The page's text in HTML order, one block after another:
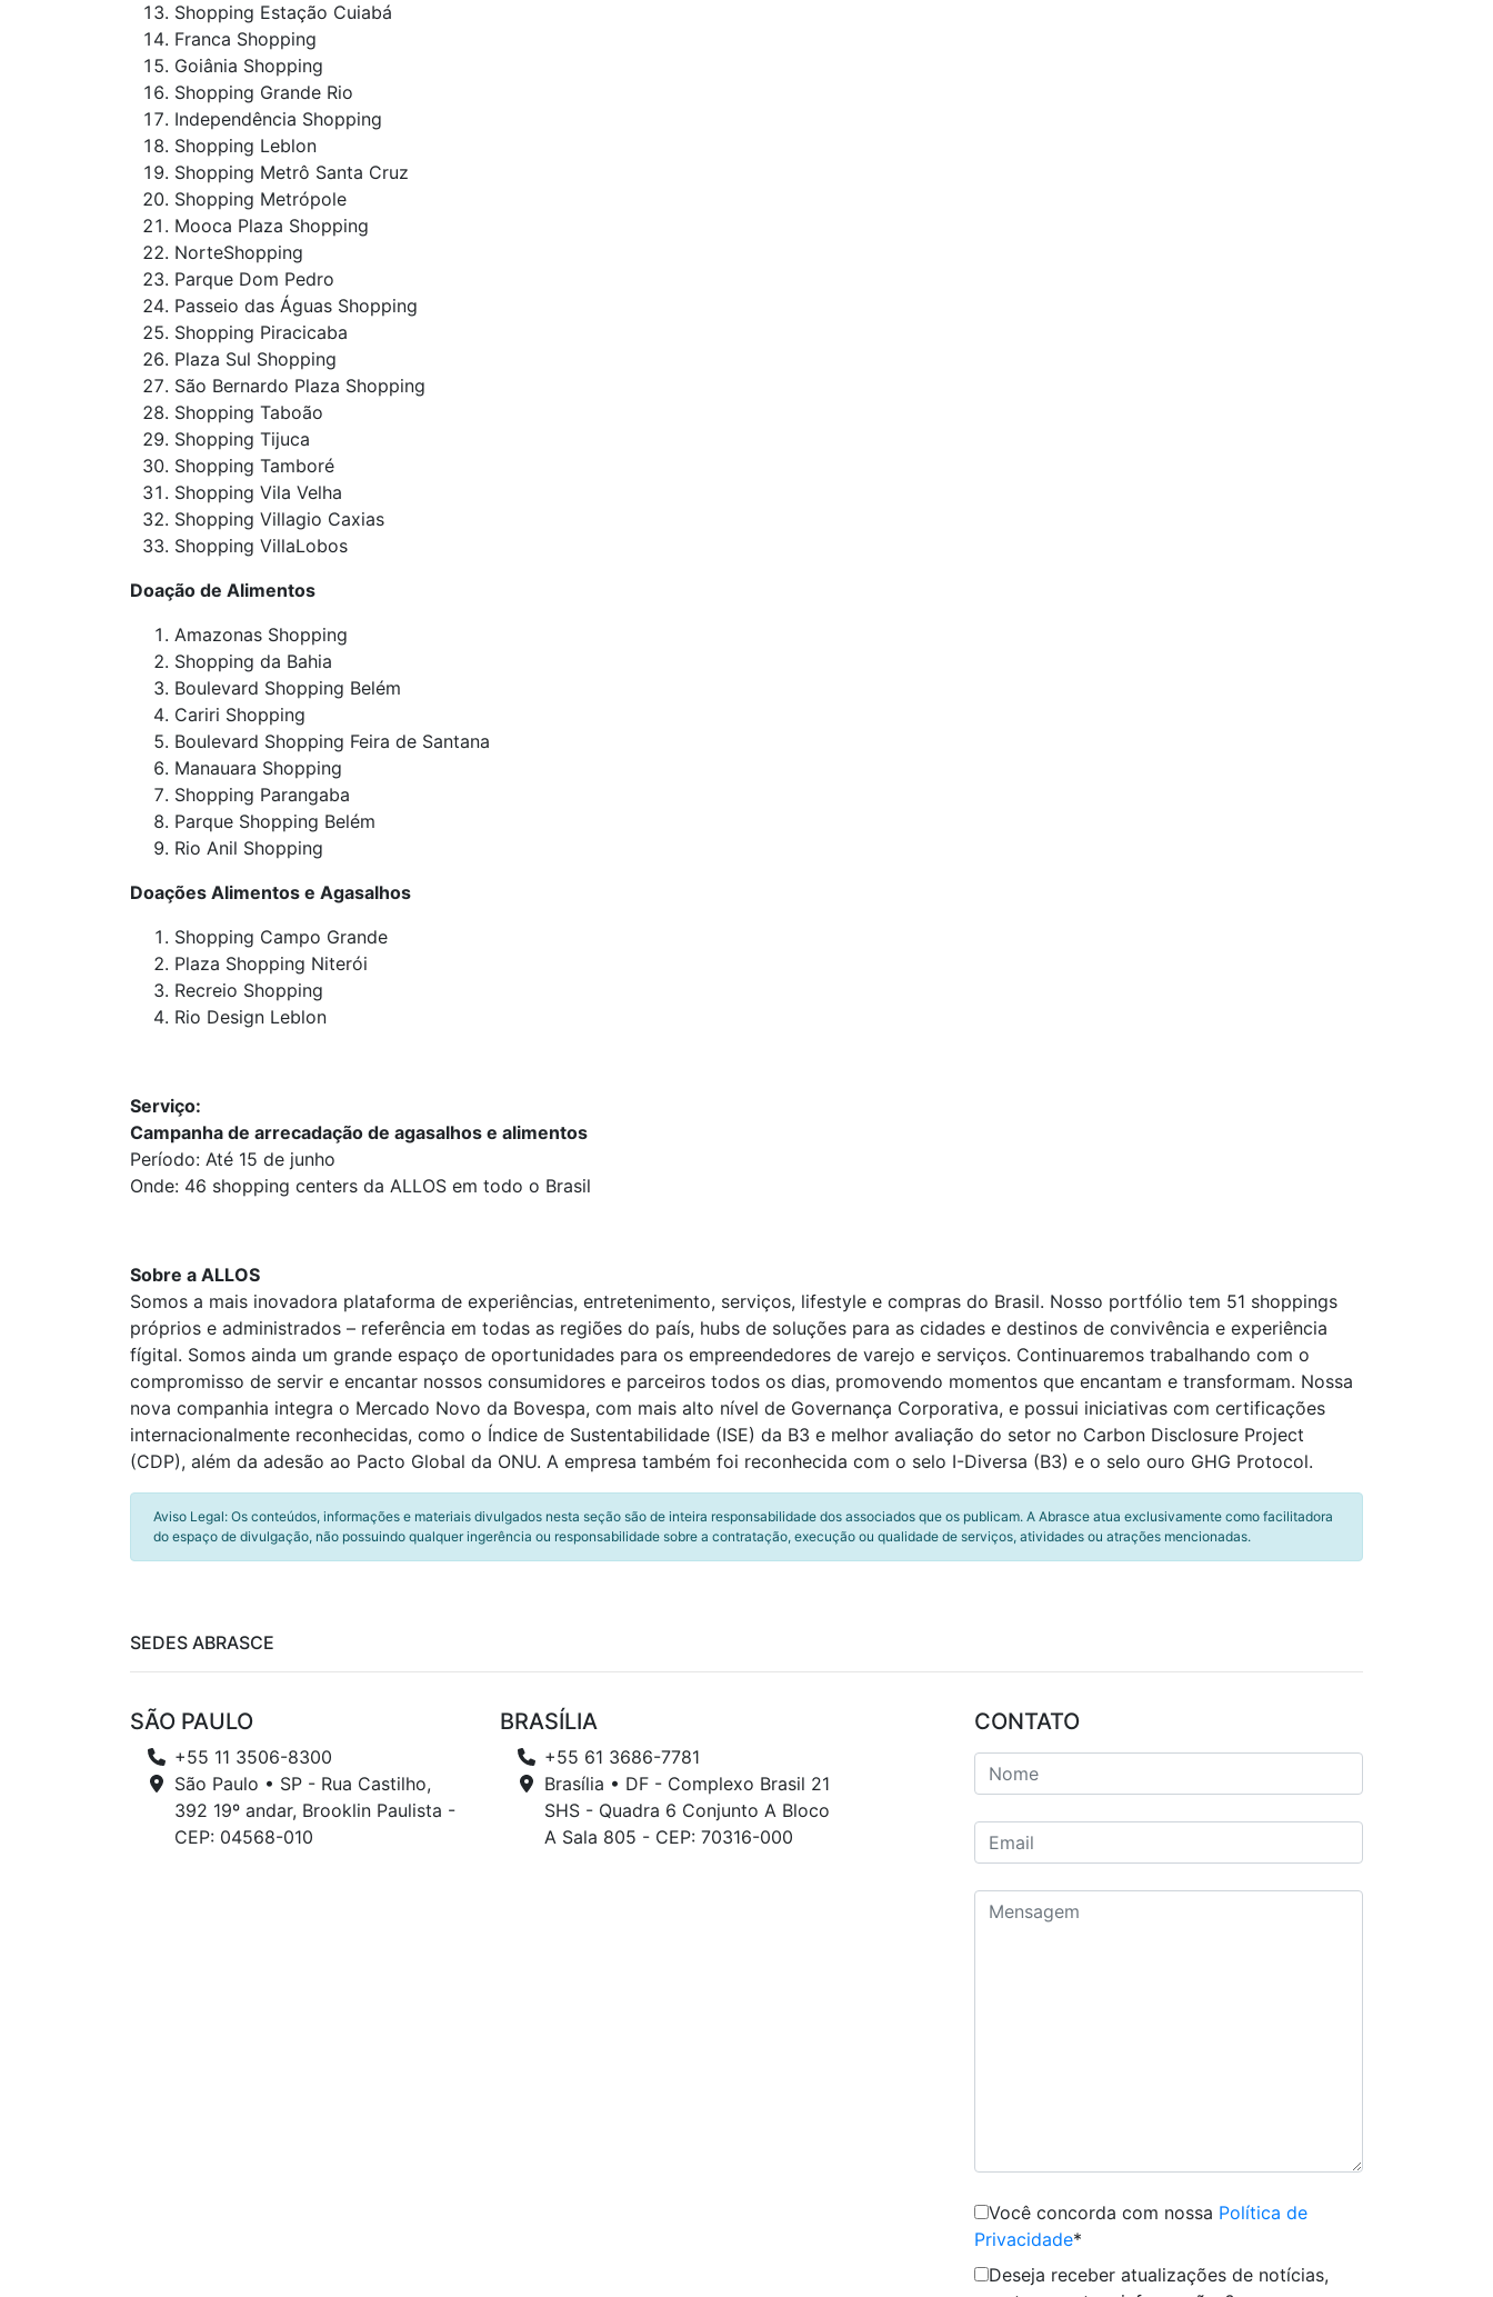
Shopping Estação Cuiabá
Franca Shopping
Goiânia Shopping
Shopping Grande Rio
Independência Shopping
Shopping Leblon
Shopping Metrô Santa Cruz
Shopping Metrópole
Mooca Plaza Shopping
NorteShopping
Parque Dom Pedro
Passeio das Águas Shopping
Shopping Piracicaba
Plaza Sul Shopping
São Bernardo Plaza Shopping
Shopping Taboão
Shopping Tijuca
Shopping Tamboré
Shopping Vila Velha
Shopping Villagio Caxias
Shopping VillaLobos
Doação de Alimentos
Amazonas Shopping
Shopping da Bahia
Boulevard Shopping Belém
Cariri Shopping
Boulevard Shopping Feira de Santana
Manauara Shopping
Shopping Parangaba
Parque Shopping Belém
Rio Anil Shopping
Doações Alimentos e Agasalhos
Shopping Campo Grande
Plaza Shopping Niterói
Recreio Shopping
Rio Design Leblon
Serviço:
Campanha de arrecadação de agasalhos e alimentos
Período: Até 15 de junho
Onde: 46 shopping centers da ALLOS em todo o Brasil
Sobre a ALLOS
Somos a mais inovadora plataforma de experiências, entretenimento, serviços, lifestyle e compras do Brasil. Nosso portfólio tem 51 shoppings
próprios e administrados – referência em todas as regiões do país, hubs de soluções para as cidades e destinos de convivência e experiência
fígital. Somos ainda um grande espaço de oportunidades para os empreendedores de varejo e serviços. Continuaremos trabalhando com o
compromisso de servir e encantar nossos consumidores e parceiros todos os dias, promovendo momentos que encantam e transformam. Nossa
nova companhia integra o Mercado Novo da Bovespa, com mais alto nível de Governança Corporativa, e possui iniciativas com certificações
internacionalmente reconhecidas, como o Índice de Sustentabilidade (ISE) da B3 e melhor avaliação do setor no Carbon Disclosure Project
(CDP), além da adesão ao Pacto Global da ONU. A empresa também foi reconhecida com o selo I-Diversa (B3) e o selo ouro GHG Protocol.
Aviso Legal: Os conteúdos, informações e materiais divulgados nesta seção são de inteira responsabilidade dos associados que os publicam. A Abrasce atua exclusivamente como facilitadora
do espaço de divulgação, não possuindo qualquer ingerência ou responsabilidade sobre a contratação, execução ou qualidade de serviços, atividades ou atrações mencionadas.
SEDES ABRASCE
SÃO PAULO
+55 11 3506-8300
São Paulo • SP - Rua Castilho,
392 19º andar, Brooklin Paulista -
CEP: 04568-010
BRASÍLIA
+55 61 3686-7781
Brasília • DF - Complexo Brasil 21
SHS - Quadra 6 Conjunto A Bloco
A Sala 805 - CEP: 70316-000
CONTATO
Você concorda com nossa Política de
Privacidade*
Deseja receber atualizações de notícias,